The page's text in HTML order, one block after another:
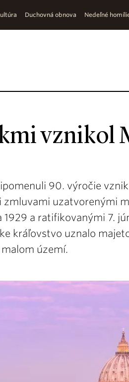
Duchovná obnova Nedeľné
vznikol
90. výročie
zmluvami uzatvorenými
1929 a ratifikovanými 7.
kráľovstvo uznalo
území.